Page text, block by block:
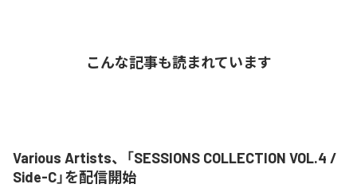
こんな記事も読まれています
Various Artists、「SESSIONS COLLECTION VOL.4 /
Side-C」を配信開始